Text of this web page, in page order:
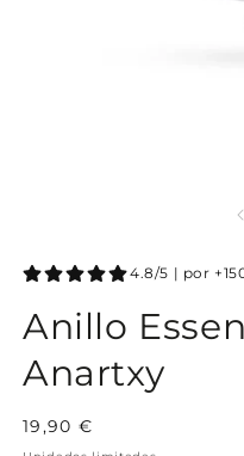
4.8/5 | por
Anillo
Anartxy
Precio
habitual
19,90 €